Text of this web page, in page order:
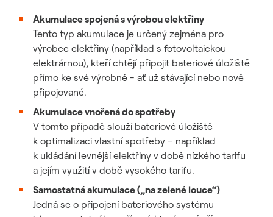
Akumulace spojená s výrobou elektřiny
Tento typ akumulace je určený zejména pro
výrobce elektřiny (například s fotovoltaickou
elektrárnou), kteří chtějí připojit bateriové úložiště
přímo ke své výrobně - ať už stávající nebo nově
připojované.
Akumulace vnořená do spotřeby
V tomto případě slouží bateriové úložiště
k optimalizaci vlastní spotřeby – například
k ukládání levnější elektřiny v době nízkého tarifu
a jejím využití v době vysokého tarifu.
Samostatná akumulace („na zelené louce“)
Jedná se o připojení bateriového systému